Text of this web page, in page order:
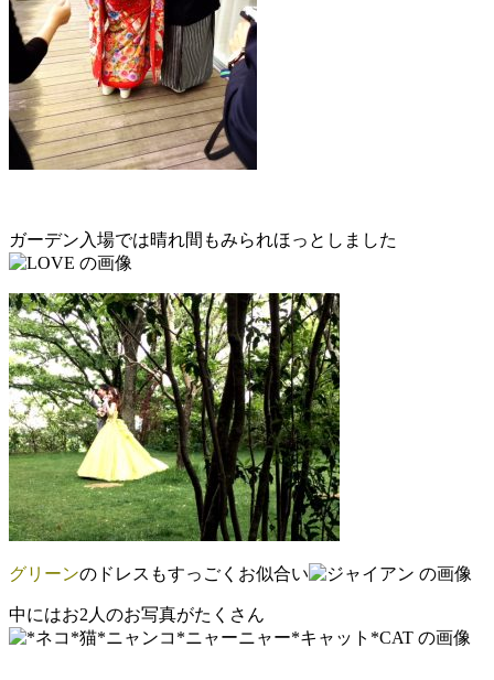
ガーデン入場では晴れ間もみられほっとしました
グリーンのドレスもすっごくお似合い
中にはお2人のお写真がたくさん